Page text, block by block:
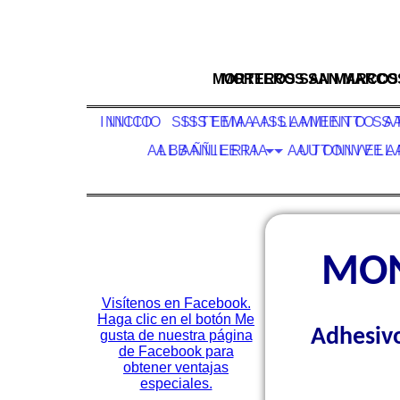
MORTEROS SAN MARCOS
INICIO SISTEMA AISLAMIENTO
ALBAÑILERIA
Visítenos en Facebook.
Haga clic en el botón Me
gusta de nuestra página
de Facebook para
obtener ventajas
especiales.
MORTEROS SAN
INICIO SISTEMA AISLAMIENTO
ALBAÑILERIA